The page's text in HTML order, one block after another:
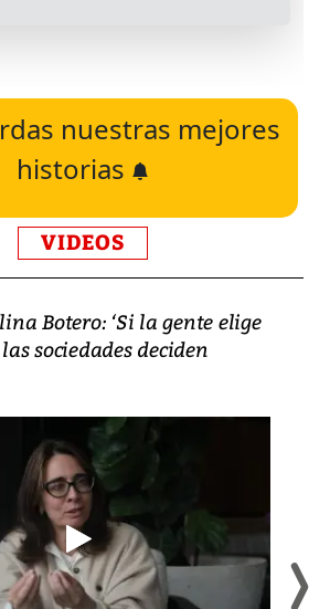
nuestras mejores
historias
VIDEOS
Botero: ‘Si la gente elige
sociedades deciden